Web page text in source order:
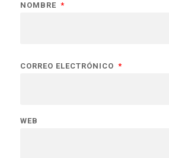
NOMBRE *
CORREO ELECTRÓNICO *
WEB